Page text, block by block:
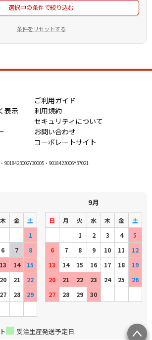
選択中の条件で絞り込む
条件をリセットする
ご利用ガイド
表示
利用規約
セキュリティについて
お問い合わせ
コーポレートサイト
9018423002Y30005・9018423006Y37021
木 金
土
1
6 7
8
13 14
15
20 21
22
27 28
29
9月
日 月 火 水 木 金
土
1
2 3 4
5
6
7 8 9 10 11
12
13
14 15 16 17 18
19
20
21 22 23 24 25
26
27
28 29 30
受注生産発送予定日